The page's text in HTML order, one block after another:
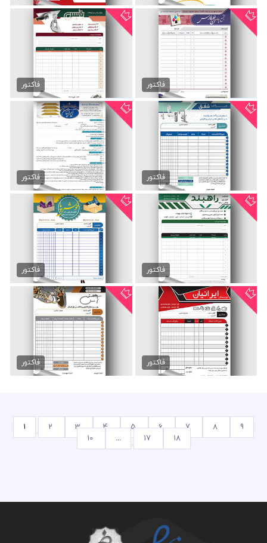
دانلود فاکتور کانون...
89,000 تومان
فاکتور
طرح لایه باز فاکتور چاپ و...
89,000 تومان
فاکتور
فاکتور لایه باز شیرآلات
89,000 تومان
فاکتور
برگه قرارداد دکوراسیون...
89,000 تومان
فاکتور
فاکتور دوربین مداربسته
89,000 تومان
فاکتور
فاکتور فروشگاه کفش زنانه
89,000 تومان
فاکتور
فاکتور فروشگاه لوازم خانگی
89,000 تومان
فاکتور
فاکتور فروشگاه کفش لایه باز
89,000 تومان
فاکتور
1 2 3 4 5 6 7 8
9
10
... 17 18